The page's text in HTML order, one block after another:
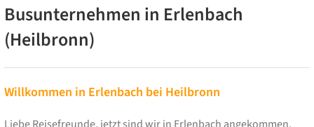
Busunternehmen in Erlenbach
(Heilbronn)
Willkommen in Erlenbach bei Heilbronn
Liebe Reisefreunde, jetzt sind wir in Erlenbach angekommen.